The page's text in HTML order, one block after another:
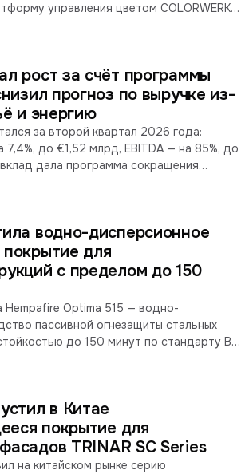
управления цветом COLORWERK
объединяет расчёт рецептуры,
менее чем за 20 секунд — на
систем. Отдельная функция позволяет
возвратную краску в новых
рост за счёт программы
прогноз по выручке из-
и энергию
за второй квартал 2026 года:
до €1,52 млрд, EBITDA — на 85%, до
дала программа сокращения
свыше €300 млн в год) и разовый
прибыли. При этом компания понизила
на год, прямо указав на удорожание
водно-дисперсионное
для
с пределом до 150
Hempafire Optima 515 — водно-
пассивной огнезащиты стальных
до 150 минут по стандарту BS
особенность — снижение требуемой
профилей выводится на требуемый
одну рабочую смену.
в Китае
покрытие для
TRINAR SC Series
на китайском рынке серию